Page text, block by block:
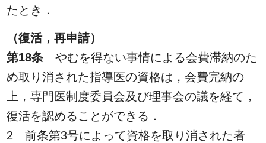
たとき．
（復活，再申請）
第18条 やむを得ない事情による会費滞納のた
め取り消された指導医の資格は，会費完納の
上，専門医制度委員会及び理事会の議を経て，
復活を認めることができる．
2 前条第3号によって資格を取り消された者